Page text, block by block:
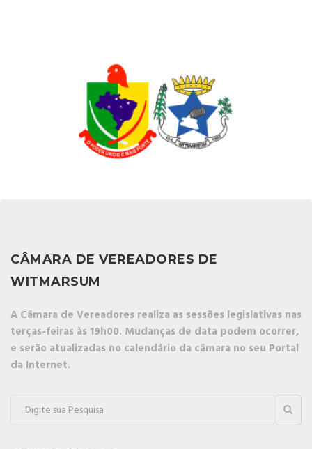
CÂMARA DE VEREADORES DE
WITMARSUM
A Câmara de Vereadores realiza as sessões legislativas nas
terças-feiras às 19h00. Mudanças de data podem ocorrer,
e serão atualizadas no calendário da câmara no seu Portal
da Internet.